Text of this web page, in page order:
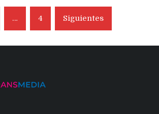
… 4 Siguientes